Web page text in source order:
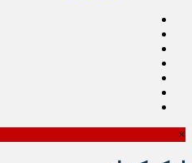
×